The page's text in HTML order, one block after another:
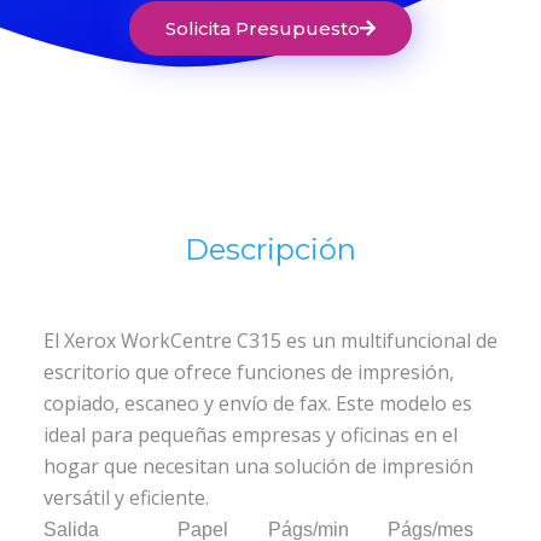
Solicita Presupuesto
Descripción
El Xerox WorkCentre C315 es un multifuncional de
escritorio que ofrece funciones de impresión,
copiado, escaneo y envío de fax. Este modelo es
ideal para pequeñas empresas y oficinas en el
hogar que necesitan una solución de impresión
versátil y eficiente.
Salida Papel Págs/min Págs/mes